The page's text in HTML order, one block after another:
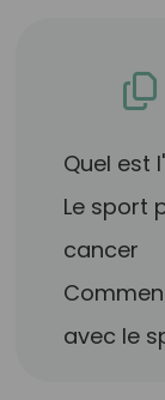
Quel est
Le sport
cancer
avec le